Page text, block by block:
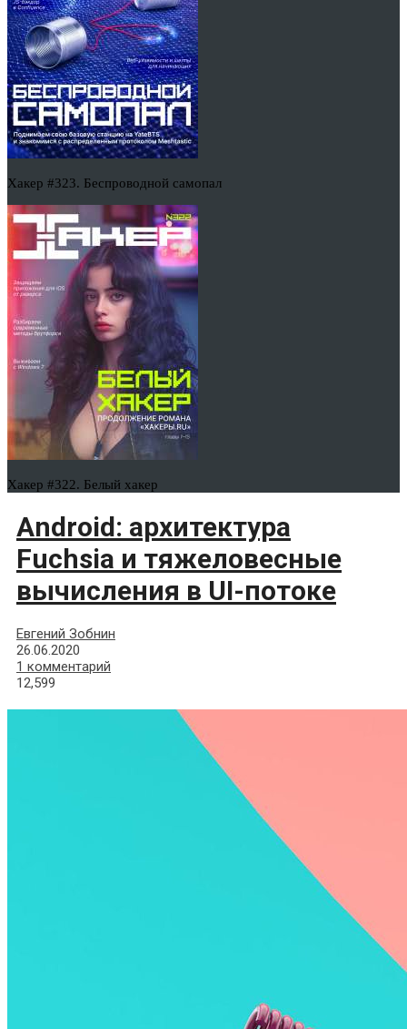
Хакер #323. Беспроводной самопал
Хакер #322. Белый хакер
Android: архитектура
Fuchsia и тяжеловесные
вычисления в UI-потоке
Евгений Зобнин
26.06.2020
1 комментарий
12,599